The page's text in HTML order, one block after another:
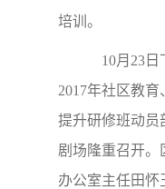
培训。
10月23日
2017年社区教
提升研修班动员
剧场隆重召开。
办公室主任田怀